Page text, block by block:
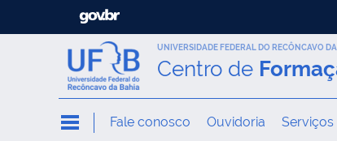
UNIVERSIDADE FEDERAL DO RECÔNCAVO
Centro de
Fale conosco Ouvidoria Serviços